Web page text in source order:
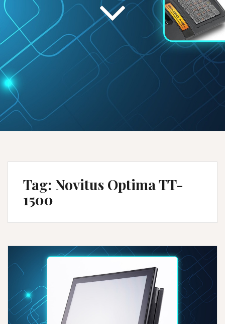
Tag: Novitus Optima TT-
1500